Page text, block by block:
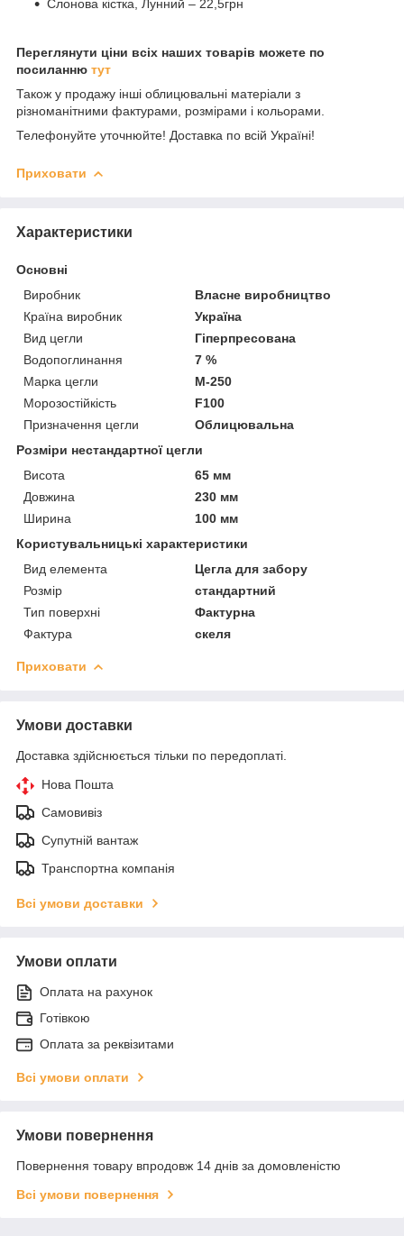
Слонова кістка, Лунний – 22,5грн
Переглянути ціни всіх наших товарів можете по
посиланню тут
Також у продажу інші облицювальні матеріали з
різноманітними фактурами, розмірами і кольорами.
Телефонуйте уточнюйте! Доставка по всій Україні!
Приховати
Характеристики
Основні
Виробник
Власне виробництво
Країна виробник
Україна
Вид цегли
Гіперпресована
Водопоглинання
7 %
Марка цегли
М-250
Морозостійкість
F100
Призначення цегли
Облицювальна
Розміри нестандартної цегли
Висота
65 мм
Довжина
230 мм
Ширина
100 мм
Користувальницькі характеристики
Вид елемента
Цегла для забору
Розмір
стандартний
Тип поверхні
Фактурна
Фактура
скеля
Приховати
Умови доставки
Доставка здійснюється тільки по передоплаті.
Нова Пошта
Самовивіз
Супутній вантаж
Транспортна компанія
Всі умови доставки
Умови оплати
Оплата на рахунок
Готівкою
Оплата за реквізитами
Всі умови оплати
Умови повернення
Повернення товару впродовж 14 днів за домовленістю
Всі умови повернення